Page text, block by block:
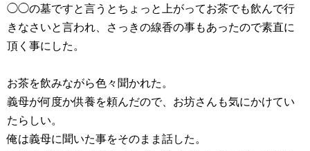
◯◯の墓ですと言うとちょっと上がってお茶でも飲んで行
きなさいと言われ、さっきの線香の事もあったので素直に
頂く事にした。
お茶を飲みながら色々聞かれた。
義母が何度か供養を頼んだので、お坊さんも気にかけてい
たらしい。
俺は義母に聞いた事をそのまま話した。